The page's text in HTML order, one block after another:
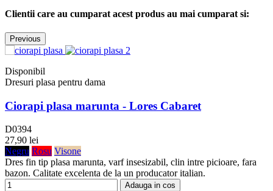
Clientii care au cumparat acest produs au mai cumparat si:
Previous
Disponibil
Dresuri plasa pentru dama
Ciorapi plasa marunta - Lores Cabaret
D0394
27,90 lei
Negru Rosu Visone
Dres fin tip plasa marunta, varf insesizabil, clin intre picioare, fara
bazon. Calitate excelenta de la un producator italian.
Adauga in cos